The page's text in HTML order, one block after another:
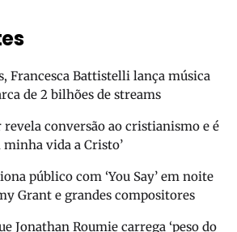
Francesca Battistelli lança música
de 2 bilhões de streams
conversão ao cristianismo e é
vida a Cristo’
público com ‘You Say’ em noite
Grant e grandes compositores
Jonathan Roumie carrega ‘peso do